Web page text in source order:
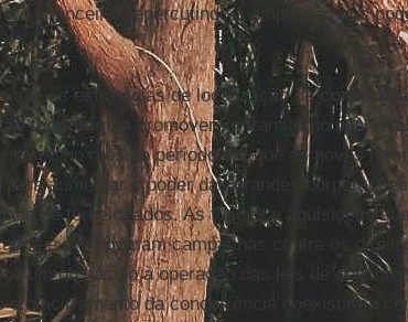
financeira, repercutindo a ampliação dos
que as estratégias de localização da
tecnológica
promoveram transtorno nas
no mesmo período em que as novas
aumentar o poder das grandes
e terceirizados. As fusões e aquisições
e promoveram campanhas contra os
um obstáculo à operação das leis de
e o acirramento da concorrência coexistiram